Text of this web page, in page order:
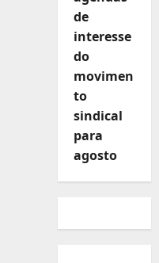
de
interesse
do
movimen
to
sindical
para
agosto